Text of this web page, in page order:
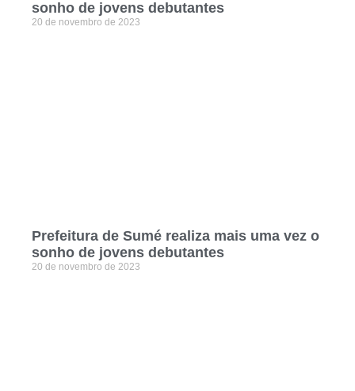
sonho de jovens debutantes
20 de novembro de 2023
Prefeitura de Sumé realiza mais uma vez o
sonho de jovens debutantes
20 de novembro de 2023